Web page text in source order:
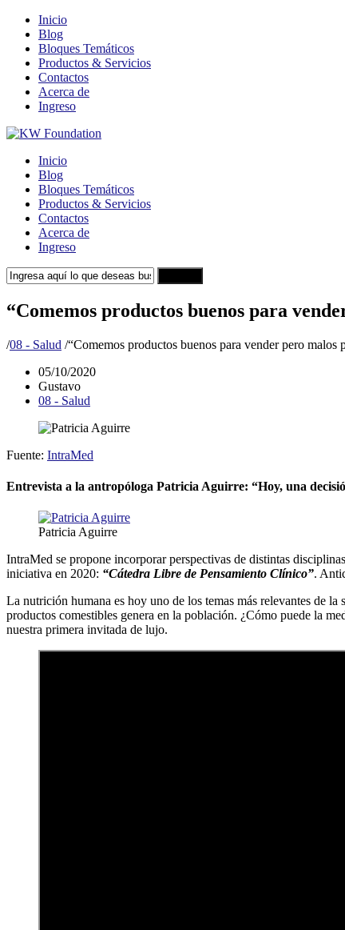
Inicio
Blog
Bloques Temáticos
Productos & Servicios
Contactos
Acerca de
Ingreso
Inicio
Blog
Bloques Temáticos
Productos & Servicios
Contactos
Acerca de
Ingreso
“Comemos productos buenos para
/08 - Salud /“Comemos productos buenos para vender pero malos
05/10/2020
Gustavo
08 - Salud
Fuente: IntraMed
Entrevista a la antropóloga Patricia Aguirre: “Hoy, una
Patricia Aguirre
IntraMed se propone incorporar perspectivas de distintas
iniciativa en 2020: “Cátedra Libre de Pensamiento Clínico”.
La nutrición humana es hoy uno de los temas más relevantes de
productos comestibles genera en la población. ¿Cómo puede la
nuestra primera invitada de lujo.